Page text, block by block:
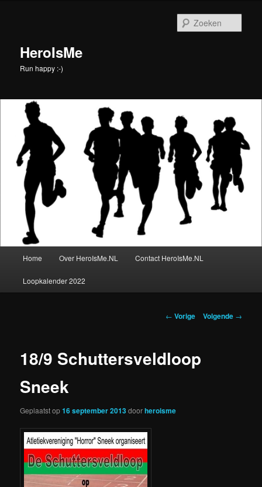
inhoudHeroIsMe
Run happy :-)
Home Over HeroIsMe.NL Contact HeroIsMe.NL
Loopkalender 2022
Berichtnavigatie
← Vorige Volgende →
18/9 Schuttersveldloop
Sneek
Geplaatst op16 september 2013doorheroisme